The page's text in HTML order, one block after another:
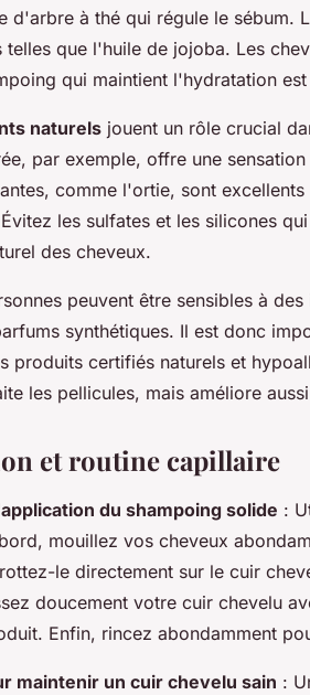
d'arbre à thé qui régule le sébum.
telles que l'huile de jojoba. Les
qui maintient l'hydratation
naturels jouent un rôle crucial
par exemple, offre une
comme l'ortie, sont
les sulfates et les silicones
des cheveux.
peuvent être sensibles à
synthétiques. Il est donc
produits certifiés naturels et
les pellicules, mais améliore
et routine capillaire
du shampoing solide :
mouillez vos cheveux
le directement sur le cuir
doucement votre cuir chevelu
Enfin, rincez abondamment
maintenir un cuir chevelu sain :